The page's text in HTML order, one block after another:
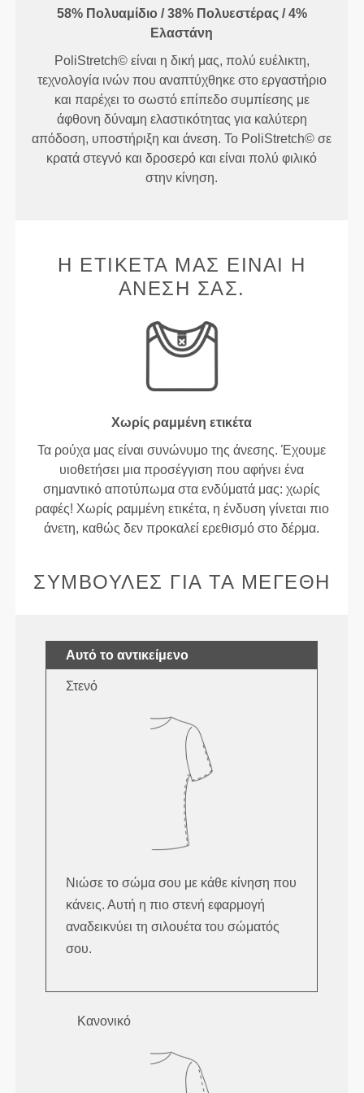
58% Πολυαμίδιο / 38% Πολυεστέρας / 4%
Ελαστάνη
PoliStretch© είναι η δική μας, πολύ ευέλικτη,
τεχνολογία ινών που αναπτύχθηκε στο εργαστήριο
και παρέχει το σωστό επίπεδο συμπίεσης με
άφθονη δύναμη ελαστικότητας για καλύτερη
απόδοση, υποστήριξη και άνεση. Το PoliStretch© σε
κρατά στεγνό και δροσερό και είναι πολύ φιλικό
στην κίνηση.
Η ΕΤΙΚΈΤΑ ΜΑΣ ΕΊΝΑΙ Η
ΆΝΕΣΉ ΣΑΣ.
Χωρίς ραμμένη ετικέτα
Τα ρούχα μας είναι συνώνυμο της άνεσης. Έχουμε
υιοθετήσει μια προσέγγιση που αφήνει ένα
σημαντικό αποτύπωμα στα ενδύματά μας: χωρίς
ραφές! Χωρίς ραμμένη ετικέτα, η ένδυση γίνεται πιο
άνετη, καθώς δεν προκαλεί ερεθισμό στο δέρμα.
ΣΥΜΒΟΥΛΈΣ ΓΙΑ ΤΑ ΜΕΓΈΘΗ
Αυτό το αντικείμενο
Στενό
Νιώσε το σώμα σου με κάθε κίνηση που
κάνεις. Αυτή η πιο στενή εφαρμογή
αναδεικνύει τη σιλουέτα του σώματός
σου.
Κανονικό